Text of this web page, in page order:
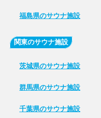
福島県のサウナ施設
関東のサウナ施設
茨城県のサウナ施設
群馬県のサウナ施設
千葉県のサウナ施設